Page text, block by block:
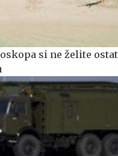
si ne želite